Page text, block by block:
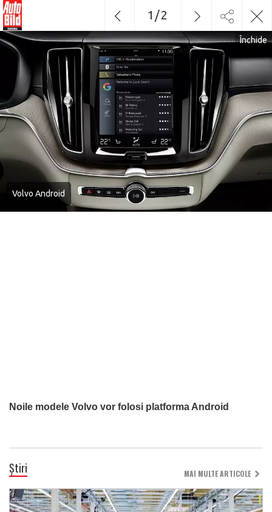
Volvo Android
Noile modele Volvo vor folosi platforma Android
Închide
1 /2
Știri MAI MULTE ARTICOLE